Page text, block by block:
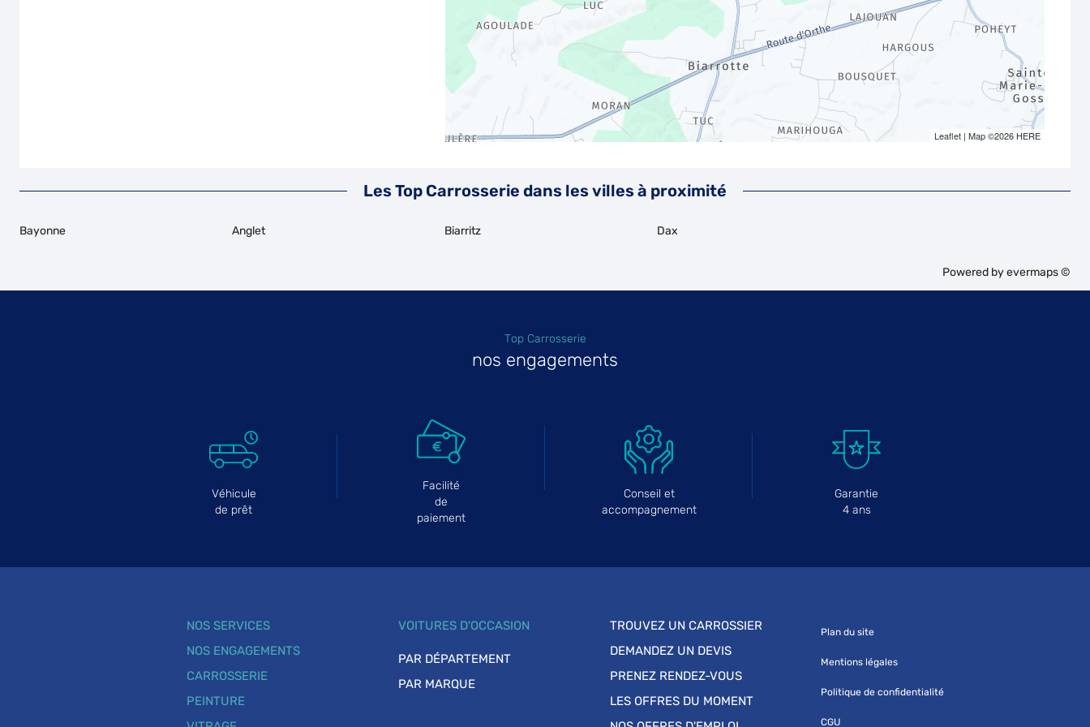
Leaflet| Map ©2026HERE
Les Top Carrosserie dans les villes à proximité
Bayonne Anglet Biarritz Dax
Powered byevermaps ©
Top Carrosserie
nos engagements
Véhicule
de prêt
Facilité
de
paiement
Conseil et
accompagnement
Garantie
4 ans
NOS SERVICES
NOS ENGAGEMENTS
CARROSSERIE
PEINTURE
VOITURES D'OCCASION
PAR DÉPARTEMENT
PAR MARQUE
TROUVEZ UN CARROSSIER
DEMANDEZ UN DEVIS
PRENEZ RENDEZ-VOUS
LES OFFRES DU MOMENT
Plan du site
Mentions légales
Politique de confidentialité
CGU